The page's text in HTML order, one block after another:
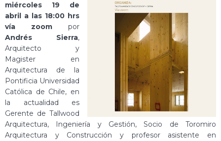
miércoles 19 de
abril a las 18:00 hrs
vía zoom por
Andrés Sierra,
Arquitecto y
Magister en
Arquitectura de la
Pontificia Universidad
Católica de Chile, en
la actualidad es
Gerente de Tallwood
Arquitectura, Ingeniería y Gestión, Socio de Toromiro
Arquitectura y Construcción y profesor asistente en